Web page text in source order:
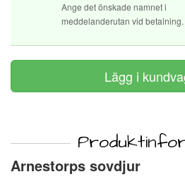
Ange det önskade namnet i
meddelanderutan vid betalning.
Arnestorps sovdjur